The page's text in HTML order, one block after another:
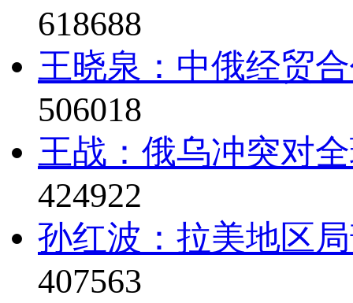
618688
王晓泉：中俄经贸
506018
王战：俄乌冲突对
424922
孙红波：拉美地区
407563